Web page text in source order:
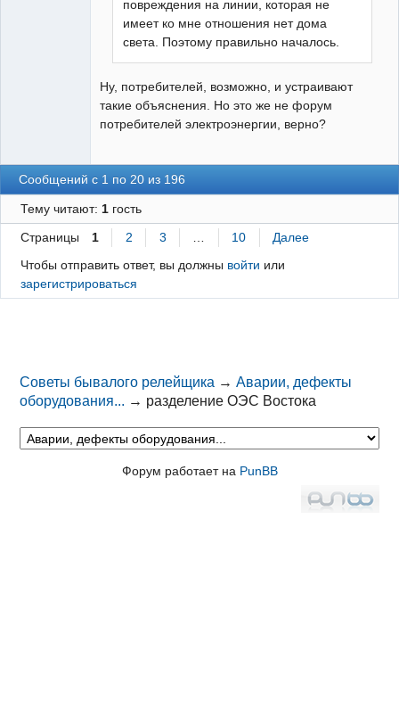
повреждения на линии, которая не
имеет ко мне отношения нет дома
света. Поэтому правильно началось.
Ну, потребителей, возможно, и устраивают
такие объяснения. Но это же не форум
потребителей электроэнергии, верно?
Сообщений с 1 по 20 из 196
Тему читают: 1гость
Страницы 1 2 3 10
Далее
Чтобы отправить ответ, вы должны войти или
зарегистрироваться
Советы бывалого релейщика →Аварии, дефекты
оборудования... → разделение ОЭС Востока
Форум работает на PunBB